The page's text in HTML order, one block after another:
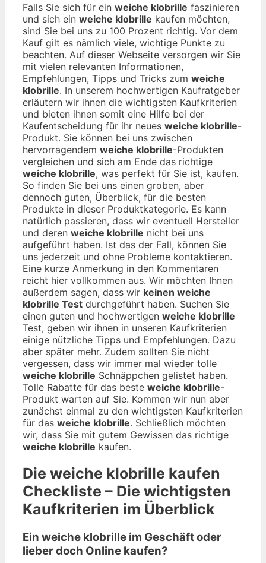
Falls Sie sich für ein weiche klobrille faszinieren
und sich ein weiche klobrille kaufen möchten,
sind Sie bei uns zu 100 Prozent richtig. Vor dem
Kauf gilt es nämlich viele, wichtige Punkte zu
beachten. Auf dieser Webseite versorgen wir Sie
mit vielen relevanten Informationen,
Empfehlungen, Tipps und Tricks zum weiche
klobrille. In unserem hochwertigen Kaufratgeber
erläutern wir ihnen die wichtigsten Kaufkriterien
und bieten ihnen somit eine Hilfe bei der
Kaufentscheidung für ihr neues weiche klobrille-
Produkt. Sie können bei uns zwischen
hervorragendem weiche klobrille-Produkten
vergleichen und sich am Ende das richtige
weiche klobrille, was perfekt für Sie ist, kaufen.
So finden Sie bei uns einen groben, aber
dennoch guten, Überblick, für die besten
Produkte in dieser Produktkategorie. Es kann
natürlich passieren, dass wir eventuell Hersteller
und deren weiche klobrille nicht bei uns
aufgeführt haben. Ist das der Fall, können Sie
uns jederzeit und ohne Probleme kontaktieren.
Eine kurze Anmerkung in den Kommentaren
reicht hier vollkommen aus. Wir möchten Ihnen
außerdem sagen, dass wir keinen weiche
klobrille Test durchgeführt haben. Suchen Sie
einen guten und hochwertigen weiche klobrille
Test, geben wir ihnen in unseren Kaufkriterien
einige nützliche Tipps und Empfehlungen. Dazu
aber später mehr. Zudem sollten Sie nicht
vergessen, dass wir immer mal wieder tolle
weiche klobrille Schnäppchen gelistet haben.
Tolle Rabatte für das beste weiche klobrille-
Produkt warten auf Sie. Kommen wir nun aber
zunächst einmal zu den wichtigsten Kaufkriterien
für das weiche klobrille. Schließlich möchten
wir, dass Sie mit gutem Gewissen das richtige
weiche klobrille kaufen.
Die weiche klobrille kaufen
Checkliste – Die wichtigsten
Kaufkriterien im Überblick
Ein weiche klobrille im Geschäft oder
lieber doch Online kaufen?